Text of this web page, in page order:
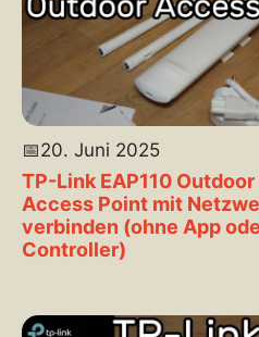
📅20. Juni 2025
TP-Link EAP110 Outdoor
Access Point mit
verbinden (ohne App
Controller)